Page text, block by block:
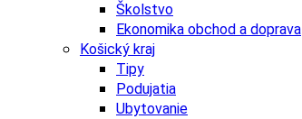
Školstvo
Ekonomika obchod a doprava
Košický kraj
Tipy
Podujatia
Ubytovanie